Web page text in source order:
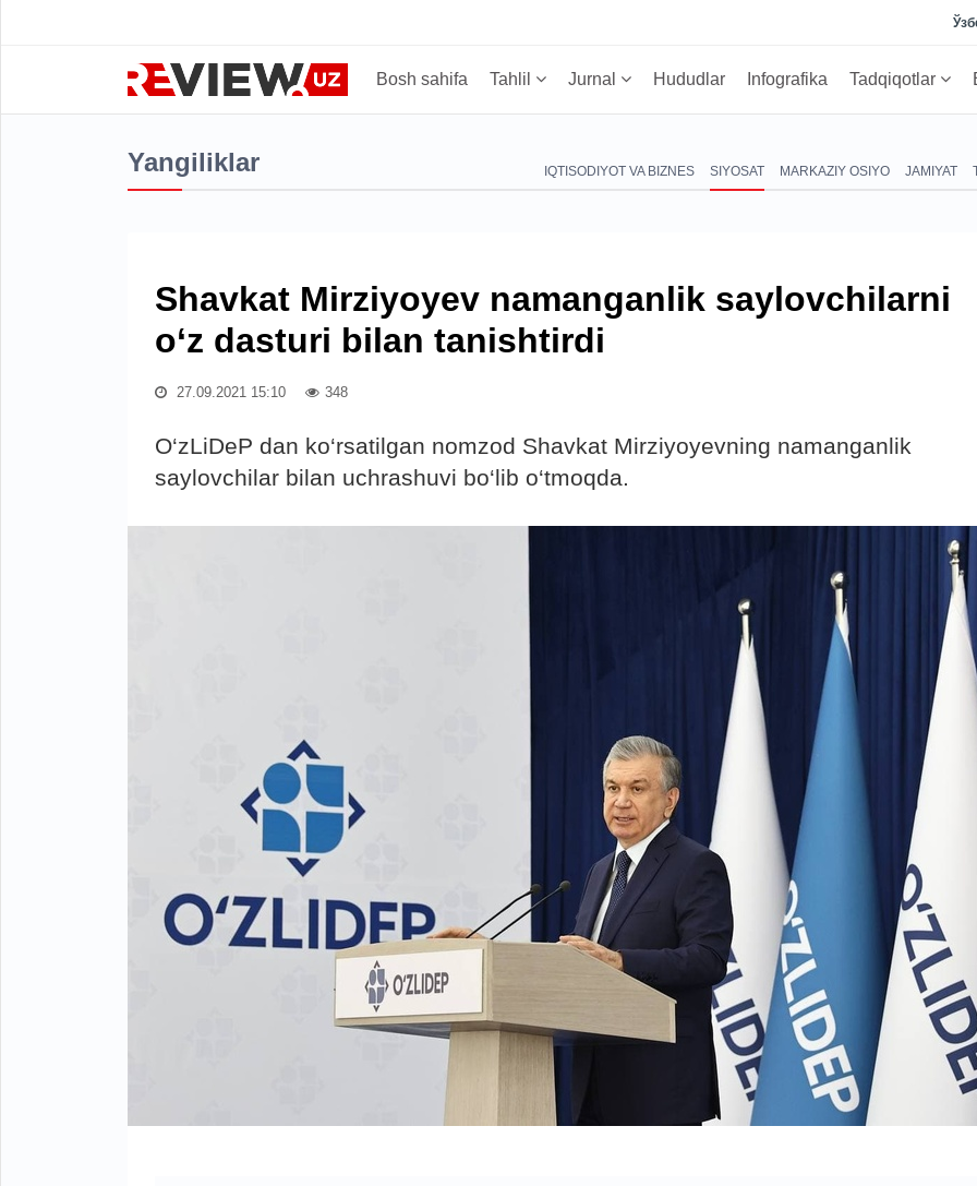
Bosh sahifa Tahlil Jurnal Hududlar Infografika Tadqiqotlar
Yangiliklar IQTISODIYOT VA BIZNES SIYOSAT MARKAZIY OSIYO JAMIYAT
Shavkat Mirziyoyev namanganlik saylovchilarni
o‘z dasturi bilan tanishtirdi
27.09.2021 15:10 348
O‘zLiDeP dan ko‘rsatilgan nomzod Shavkat Mirziyoyevning namanganlik
saylovchilar bilan uchrashuvi bo‘lib o‘tmoqda.